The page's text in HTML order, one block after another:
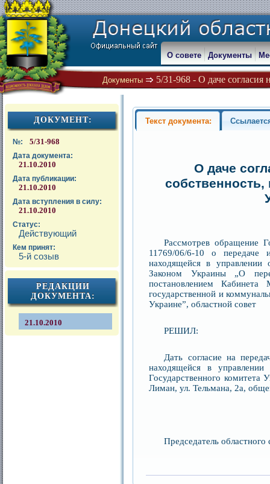
Документы 5/31-968 - О даче согласия
О совете Документы
ДОКУМЕНТ:
№: 5/31-968
Дата документа:
21.10.2010
Дата публикации:
21.10.2010
Дата вступления в силу:
21.10.2010
Статус:
Действующий
Кем принят:
5-й созыв
РЕДАКЦИИ
ДОКУМЕНТА:
21.10.2010
Текст документа:
О даче
Рассмотрев обращение
11769/06/6-10 о передаче
находящейся в управлении
Законом Украины „О
постановлением
государственной и
Украине”, областной совет
РЕШИЛ:
Дать согласие на
находящейся в управлении
Государственного
Лиман, ул. Тельмана, 2а,
Председатель